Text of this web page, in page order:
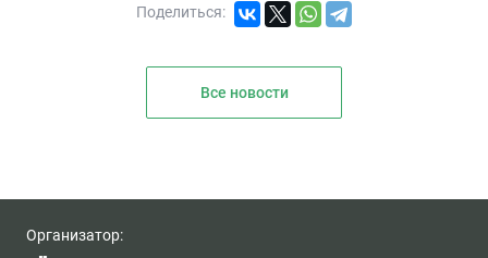
Поделиться:
Все новости
Организатор: